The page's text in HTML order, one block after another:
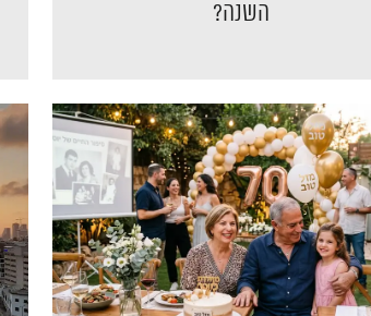
השנה?